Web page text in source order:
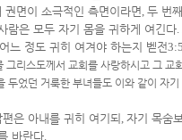
면이 소극적인 측면이라면, 두 번
람은 모두 자기 몸을 귀하게 여긴다.
느 정도 귀히 여겨야 하는지 벧전
그리스도께서 교회를 사랑하시고 그 교
두었던 거룩한 부녀들도 이와 같이 자
편은 아내를 귀히 여기되 , 자기 목숨
바란다.